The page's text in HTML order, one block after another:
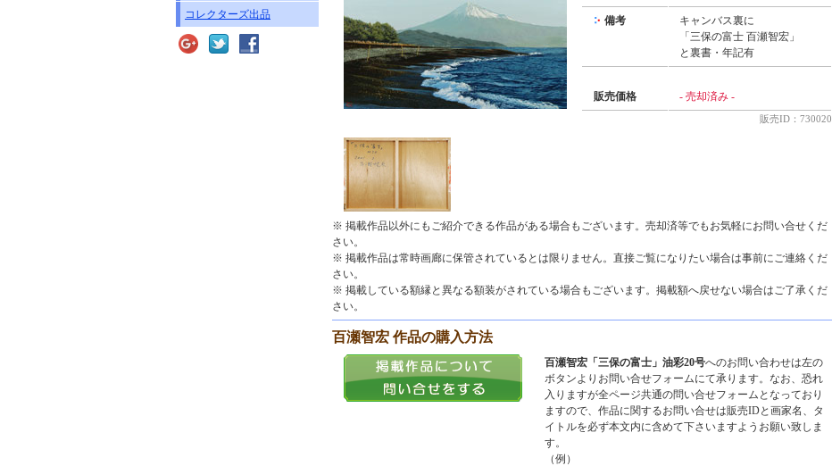
備考
キャンバス裏に
「三保の富士 百瀬智宏」
と裏書・年記有
販売価格 - 売却済み -
販売ID：730020
※ 掲載作品以外にもご紹介できる作品がある場合もございます。売却済等でもお気軽にお問い合せくだ
さい。
※ 掲載作品は常時画廊に保管されているとは限りません。直接ご覧になりたい場合は事前にご連絡くだ
さい。
※ 掲載している額縁と異なる額装がされている場合もございます。掲載額へ戻せない場合はご了承くだ
さい。
百瀬智宏 作品の購入方法
百瀬智宏「三保の富士」油彩20号へのお問い合わせは左の
ボタンよりお問い合せフォームにて承ります。なお、恐れ
入りますが全ページ共通の問い合せフォームとなっており
ますので、作品に関するお問い合せは販売IDと画家名、タ
イトルを必ず本文内に含めて下さいますようお願い致しま
す。
（例）
コレクターズ出品